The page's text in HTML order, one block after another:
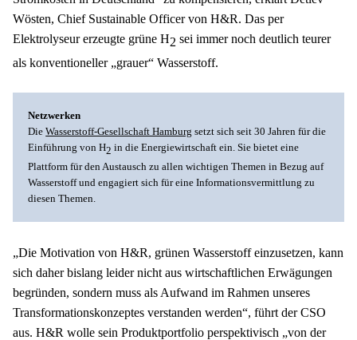
Wösten, Chief Sustainable Officer von H&R. Das per
Elektrolyseur erzeugte grüne H2 sei immer noch deutlich teurer
als konventioneller „grauer“ Wasserstoff.
Netzwerken
Die Wasserstoff-Gesellschaft Hamburg setzt sich seit 30 Jahren für die
Einführung von H2 in die Energiewirtschaft ein. Sie bietet eine
Plattform für den Austausch zu allen wichtigen Themen in Bezug auf
Wasserstoff und engagiert sich für eine Informationsvermittlung zu
diesen Themen.
„Die Motivation von H&R, grünen Wasserstoff einzusetzen, kann
sich daher bislang leider nicht aus wirtschaftlichen Erwägungen
begründen, sondern muss als Aufwand im Rahmen unseres
Transformationskonzeptes verstanden werden“, führt der CSO
aus. H&R wolle sein Produktportfolio perspektivisch „von der